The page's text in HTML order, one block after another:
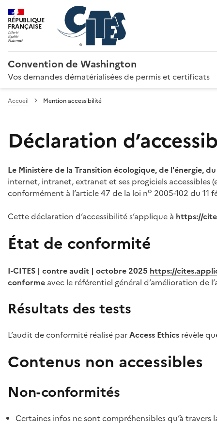
RÉPUBLIQUE
FRANÇAISE
Convention de Washington
Vos demandes dématérialisées de permis et certificats
Accueil Mention accessibilité
Déclaration
Le Ministère de la Transition écologique, de l'énergie,
internet, intranet, extranet et ses progiciels
conformément à l’article 47 de la loi no 2005-102 du 11
Cette déclaration d’accessibilité s’applique à https://
État de conformité
I-CITES | contre audit | octobre 2025 https://
conforme avec le référentiel général d’amélioration de
Résultats des tests
L’audit de conformité réalisé parAccess Ethics révèle
Contenus non accessibles
Non-conformités
Certaines infos ne sont compréhensibles qu’à travers